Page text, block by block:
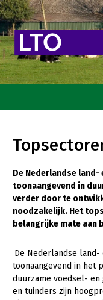
Toekomstvisie
Goed eten
Mooi groen
Sterk
Thema’s
Gezonde planten
De Nederlandse
toonaangevend in
verder door te
noodzakelijk. Het
belangrijke mate aan
De Nederlandse
toonaangevend in het
duurzame voedsel-
en tuinders zijn